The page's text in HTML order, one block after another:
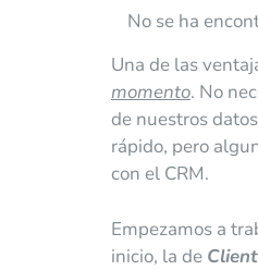
No se ha
Una de las
momento. No
de nuestros
rápido, pero
con el CRM.
Empezamos a
inicio, la de